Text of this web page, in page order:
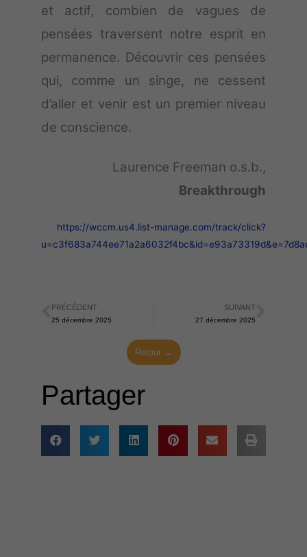
et actif, combien de vagues de
pensées traversent notre esprit en
permanence. Découvrir ces pensées
qui, comme un singe, ne cessent
d’aller et venir est un premier niveau
de conscience.
Laurence Freeman o.s.b.,
Breakthrough
https://wccm.us4.list-manage.com/track/click?
Précédent
PRÉCÉDENT
25 décembre 2025
SUIVANT
27 décembre 2025
Retour →
Partager